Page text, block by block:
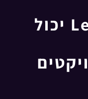
כיצד Leonardo.ai יכול